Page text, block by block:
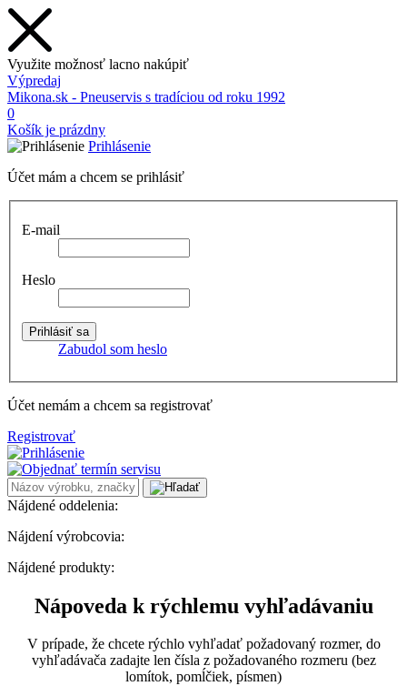
Využite možnosť lacno nakúpiť
Výpredaj
Mikona.sk - Pneuservis s tradíciou od roku 1992
0
Košík je prázdny
Prihlásenie
Účet mám a chcem se prihlásiť
E-mail
Heslo
Zabudol som heslo
Účet nemám a chcem sa registrovať
Registrovať
Nájdené oddelenia:
Nájdení výrobcovia:
Nájdené produkty:
Nápoveda k rýchlemu vyhľadávaniu
V prípade, že chcete rýchlo vyhľadať požadovaný rozmer, do
vyhľadávača zadajte len čísla z požadovaného rozmeru (bez
lomítok, pomĺčiek, písmen)